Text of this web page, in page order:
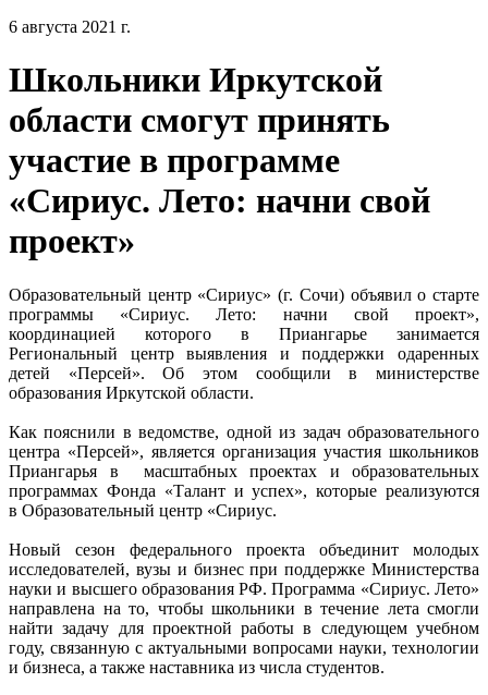
6 августа 2021 г.
Школьники Иркутской
области смогут принять
участие в программе
«Сириус. Лето: начни свой
проект»
Образовательный центр «Сириус» (г. Сочи) объявил о старте
программы «Сириус. Лето: начни свой проект»,
координацией которого в Приангарье занимается
Региональный центр выявления и поддержки одаренных
детей «Персей». Об этом сообщили в министерстве
образования Иркутской области.
Как пояснили в ведомстве, одной из задач образовательного
центра «Персей», является организация участия школьников
Приангарья в масштабных проектах и образовательных
программах Фонда «Талант и успех», которые реализуются
в Образовательный центр «Сириус.
Новый сезон федерального проекта объединит молодых
исследователей, вузы и бизнес при поддержке Министерства
науки и высшего образования РФ. Программа «Сириус. Лето»
направлена на то, чтобы школьники в течение лета смогли
найти задачу для проектной работы в следующем учебном
году, связанную с актуальными вопросами науки, технологии
и бизнеса, а также наставника из числа студентов.